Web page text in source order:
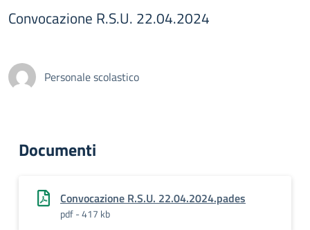
Convocazione R.S.U. 22.04.2024
Personale scolastico
Documenti
Convocazione R.S.U. 22.04.2024.pades
pdf - 417 kb